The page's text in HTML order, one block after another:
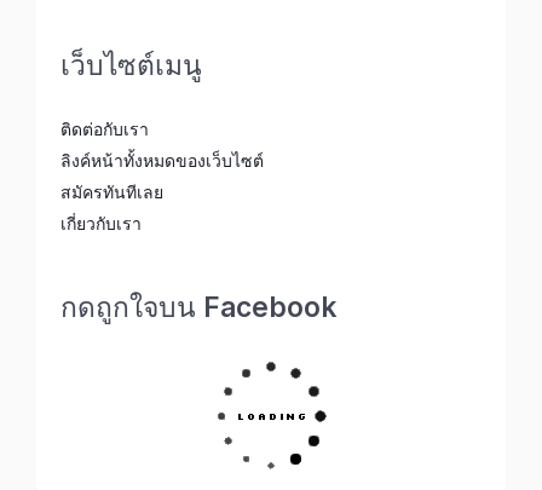
เว็บไซต์เมนู
ติดต่อกับเรา
ลิงค์หน้าทั้งหมดของเว็บไซต์
สมัครทันทีเลย
เกี่ยวกับเรา
กดถูกใจบน Facebook